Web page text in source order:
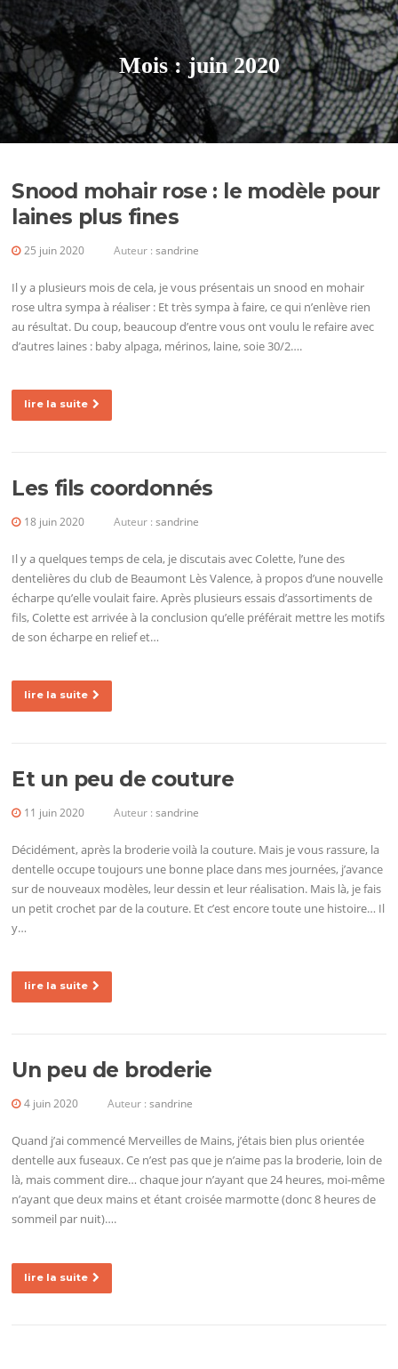
Aller
au
contenu
Mois :juin 2020
Snood mohair rose : le modèle pour
laines plus fines
25 juin 2020 Auteur :sandrine
Il y a plusieurs mois de cela, je vous présentais un snood en mohair
rose ultra sympa à réaliser : Et très sympa à faire, ce qui n’enlève rien
au résultat. Du coup, beaucoup d’entre vous ont voulu le refaire avec
d’autres laines : baby alpaga, mérinos, laine, soie 30/2….
lire la suite
Les fils coordonnés
18 juin 2020 Auteur :sandrine
Il y a quelques temps de cela, je discutais avec Colette, l’une des
dentelières du club de Beaumont Lès Valence, à propos d’une nouvelle
écharpe qu’elle voulait faire. Après plusieurs essais d’assortiments de
fils, Colette est arrivée à la conclusion qu’elle préférait mettre les motifs
de son écharpe en relief et…
lire la suite
Et un peu de couture
11 juin 2020 Auteur :sandrine
Décidément, après la broderie voilà la couture. Mais je vous rassure, la
dentelle occupe toujours une bonne place dans mes journées, j’avance
sur de nouveaux modèles, leur dessin et leur réalisation. Mais là, je fais
un petit crochet par de la couture. Et c’est encore toute une histoire… Il
y…
lire la suite
Un peu de broderie
4 juin 2020 Auteur :sandrine
Quand j’ai commencé Merveilles de Mains, j’étais bien plus orientée
dentelle aux fuseaux. Ce n’est pas que je n’aime pas la broderie, loin de
là, mais comment dire… chaque jour n’ayant que 24 heures, moi-même
n’ayant que deux mains et étant croisée marmotte (donc 8 heures de
sommeil par nuit)….
lire la suite